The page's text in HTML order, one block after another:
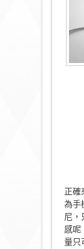
正確
為手
尼，
感呢
量只